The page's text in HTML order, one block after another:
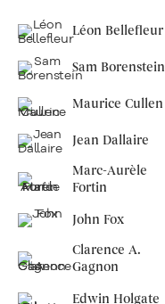
Léon Bellefleur
Sam Borenstein
Maurice Cullen
Jean Dallaire
Marc-Aurèle
Fortin
John Fox
Clarence A.
Gagnon
Edwin Holgate